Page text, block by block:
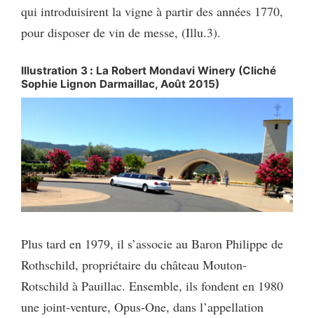
qui introduisirent la vigne à partir des années 1770,
pour disposer de vin de messe, (Illu.3).
Illustration 3 : La Robert Mondavi Winery (Cliché
Sophie Lignon Darmaillac, Août 2015)
Plus tard en 1979, il s’associe au Baron Philippe de
Rothschild, propriétaire du château Mouton-
Rotschild à Pauillac. Ensemble, ils fondent en 1980
une joint-venture, Opus-One, dans l’appellation